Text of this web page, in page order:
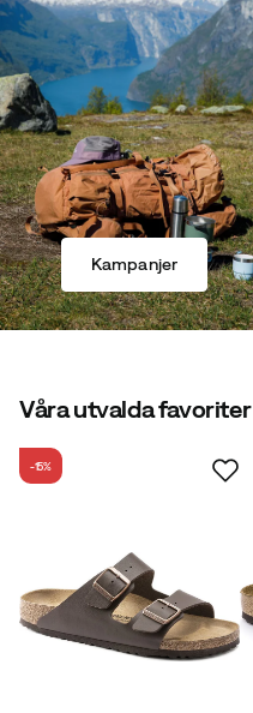
Kampanjer
Våra utvalda favoriter
-15%